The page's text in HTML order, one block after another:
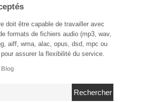
doit être capable de travailler avec
formats de fichiers audio (mp3, wav,
aiff, wma, alac, opus, dsd, mpc ou
assurer la flexibilité du service.
Blog
Rechercher